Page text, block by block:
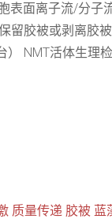
表面离子流/分子
留胶被或剥离胶
NMT活体生理
质量传递 胶被 蓝